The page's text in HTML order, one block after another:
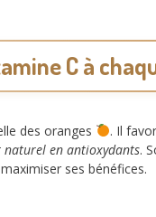
C à
des oranges
. Il
en antioxydants.
ses bénéfices.